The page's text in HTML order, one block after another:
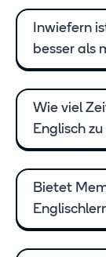
Inwiefern
besser als
Wie viel
Englisch zu
Bietet